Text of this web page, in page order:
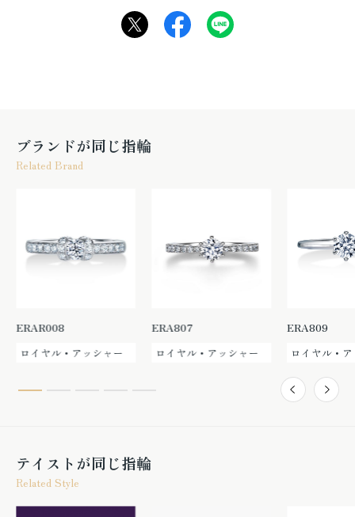
ブランドが同じ指輪
Related Brand
ERAR008
ロイヤル・アッシャー
ERA807
ロイヤル・アッシャー
ERA809
ロイヤル・
テイストが同じ指輪
Related Style